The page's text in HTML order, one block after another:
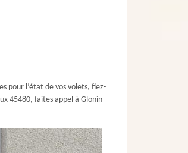
pour l’état de vos volets, fiez-
45480, faites appel à Glonin